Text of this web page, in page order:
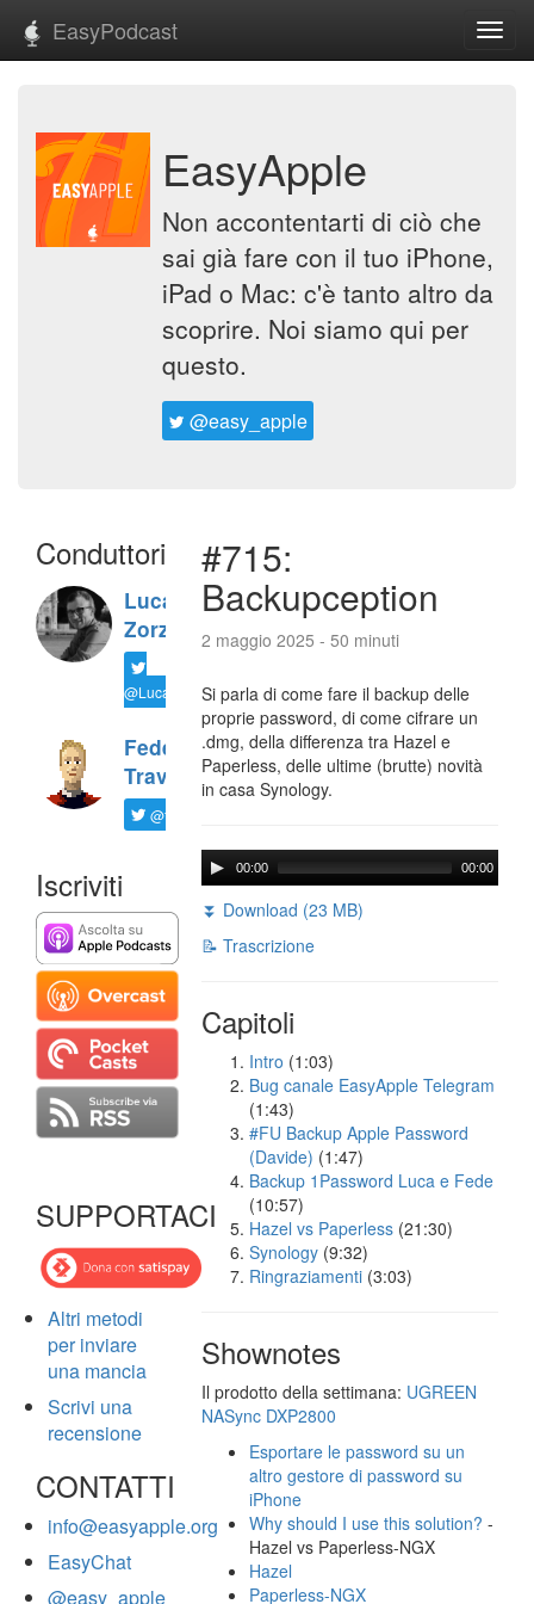
EasyPodcast
EasyApple
Non accontentarti di ciò che
sai già fare con il tuo iPhone,
iPad o Mac: c'è tanto altro da
scoprire. Noi siamo qui per
questo.
@easy_apple
Conduttori
Luca
Zorzi
@LucaTNT
Federico
Travaini
@ftrava
Iscriviti
SUPPORTACI
Altri metodi
per inviare
una mancia
Scrivi una
recensione
CONTATTI
info@easyapple.org
EasyChat
@easy_apple
#715:
Backupception
2 maggio 2025 - 50 minuti
Si parla di come fare il backup delle
proprie password, di come cifrare un
.dmg, della differenza tra Hazel e
Paperless, delle ultime (brutte) novità
in casa Synology.
00:00 00:00
⏬ Download (23 MB)
📝 Trascrizione
Capitoli
Intro (1:03)
Bug canale EasyApple Telegram
(1:43)
#FU Backup Apple Password
(Davide) (1:47)
Backup 1Password Luca e Fede
(10:57)
Hazel vs Paperless (21:30)
Synology (9:32)
Ringraziamenti (3:03)
Shownotes
Il prodotto della settimana: UGREEN
NASync DXP2800
Esportare le password su un
altro gestore di password su
iPhone
Why should I use this solution? -
Hazel vs Paperless-NGX
Hazel
Paperless-NGX